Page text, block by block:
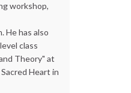
workshop,
He has also
class
Theory" at
Heart in